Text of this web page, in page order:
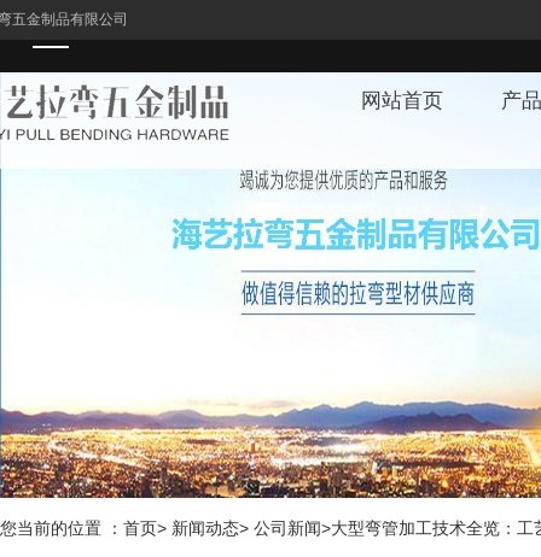
五金制品有限公司
1
网站首页 产
您当前的位置 ：首页> 新闻动态> 公司新闻>大型弯管加工技术全览：工